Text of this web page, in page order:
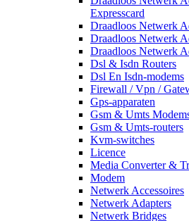
Expresscard
Draadloos Netwerk
Draadloos Netwerk
Draadloos Netwerk
Dsl & Isdn Routers
Dsl En Isdn-modems
Firewall / Vpn /
Gps-apparaten
Gsm & Umts
Gsm & Umts-routers
Kvm-switches
Licence
Media Converter &
Modem
Netwerk Accessoires
Netwerk Adapters
Netwerk Bridges